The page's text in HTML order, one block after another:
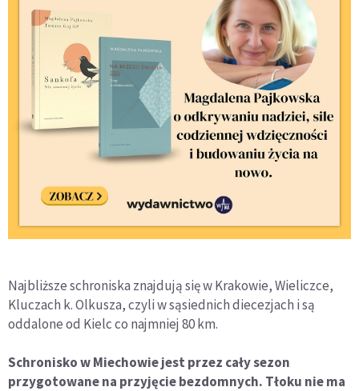
Najbliższe schroniska znajdują się w Krakowie, Wieliczce,
Kluczach k. Olkusza, czyli w sąsiednich diecezjach i są
oddalone od Kielc co najmniej 80 km.
Schronisko w Miechowie jest przez cały sezon
przygotowane na przyjęcie bezdomnych. Tłoku nie ma